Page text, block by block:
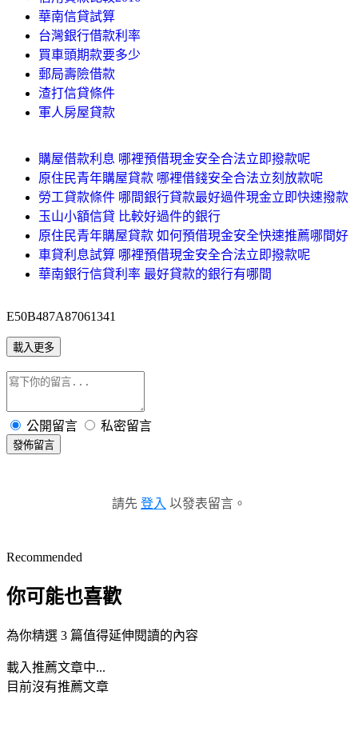
華南信貸試算
台灣銀行借款利率
買車頭期款要多少
郵局壽險借款
渣打信貸條件
軍人房屋貸款
購屋借款利息 哪裡預借現金安全合法立即撥款呢
原住民青年購屋貸款 哪裡借錢安全合法立刻放款呢
勞工貸款條件 哪間銀行貸款最好過件現金立即快速撥款
玉山小額信貸 比較好過件的銀行
原住民青年購屋貸款 如何預借現金安全快速推薦哪間好
車貸利息試算 哪裡預借現金安全合法立即撥款呢
華南銀行信貸利率 最好貸款的銀行有哪間
E50B487A87061341
載入更多
公開留言 私密留言
發佈留言
請先 登入 以發表留言。
Recommended
你可能也喜歡
為你精選 3 篇值得延伸閱讀的內容
載入推薦文章中...
目前沒有推薦文章